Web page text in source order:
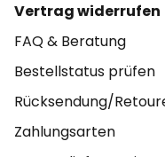
Vertrag widerrufen
FAQ & Beratung
Bestellstatus prüfen
Rücksendung/
Zahlungsarten